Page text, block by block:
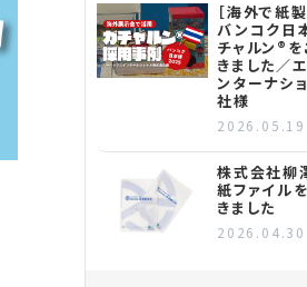
［海外で紙
バンコク日
チャルン®
きました／
ンターナシ
社様
2026.05.19
株式会社柳
紙ファイル
きました
2026.04.30